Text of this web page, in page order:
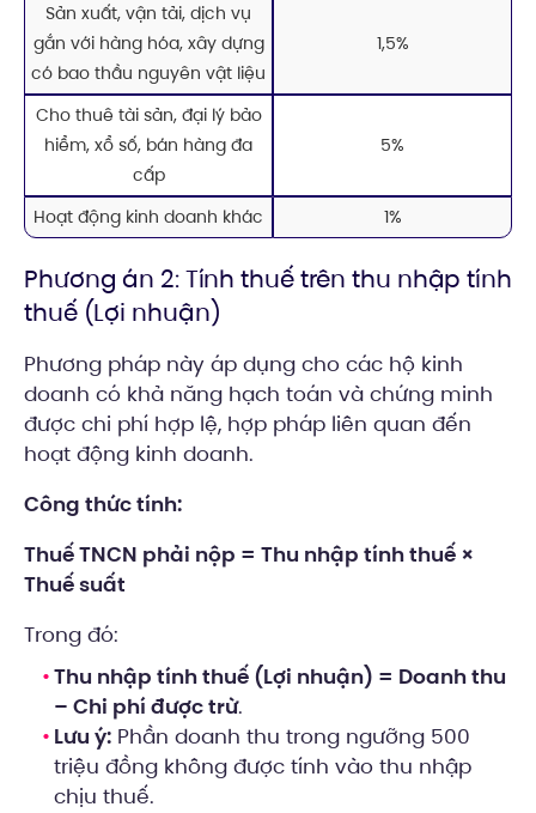
Sản xuất, vận tải, dịch vụ
gắn với hàng hóa, xây dựng
có bao thầu nguyên vật liệu
1,5%
Cho thuê tài sản, đại lý bảo
hiểm, xổ số, bán hàng đa
cấp
5%
Hoạt động kinh doanh khác 1%
Phương án 2: Tính thuế trên thu nhập tính
thuế (Lợi nhuận)
Phương pháp này áp dụng cho các hộ kinh
doanh có khả năng hạch toán và chứng minh
được chi phí hợp lệ, hợp pháp liên quan đến
hoạt động kinh doanh.
Công thức tính:
Thuế TNCN phải nộp = Thu nhập tính thuế ×
Thuế suất
Trong đó:
Thu nhập tính thuế (Lợi nhuận) = Doanh thu
– Chi phí được trừ.
Lưu ý: Phần doanh thu trong ngưỡng 500
triệu đồng không được tính vào thu nhập
chịu thuế.